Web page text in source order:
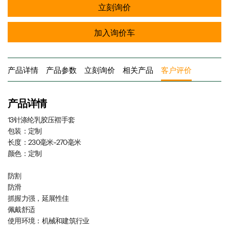
立刻询价
加入询价车
产品详情 产品参数 立刻询价 相关产品 客户评价
产品详情
13针涤纶乳胶压褶手套
包装：定制
长度：230毫米-270毫米
颜色：定制
防割
防滑
抓握力强，延展性佳
佩戴舒适
使用环境：机械和建筑行业